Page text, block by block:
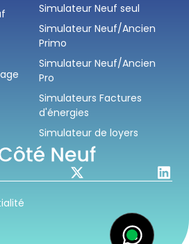
Simulateur Neuf seul
Simulateur Neuf/Ancien
Primo
Simulateur Neuf/Ancien
Pro
Simulateurs Factures
d'énergies
Simulateur de loyers